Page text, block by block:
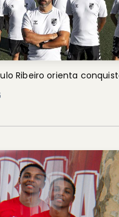
Ribeiro orienta